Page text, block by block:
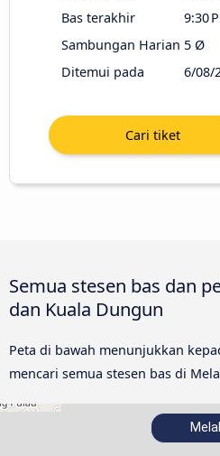
Bas terakhir
9:30
Sambungan Harian 5 Ø
Ditemui pada
6/08/
Semua stesen bas dan
dan Kuala Dungun
Peta di bawah menunjukkan
mencari semua stesen bas di